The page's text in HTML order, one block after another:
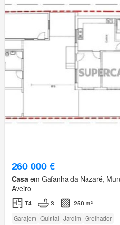
260 000 €
Casa em Gafanha da Nazaré,
Aveiro
T4 3 250 m²
Garajem Quintal Jardim Grelhador